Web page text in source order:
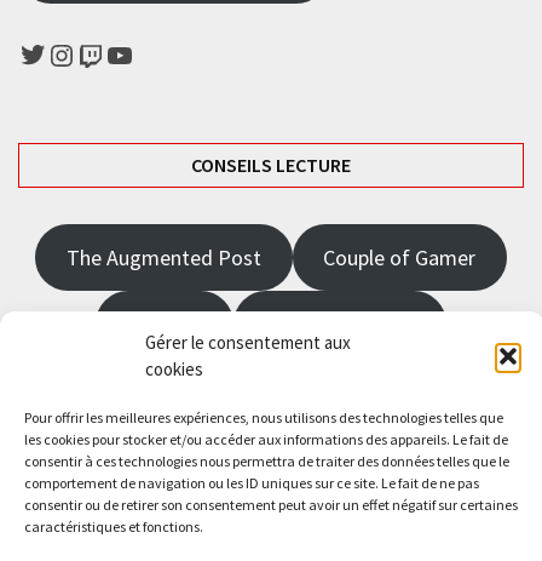
Gérer le consentement aux
cookies
Pour offrir les meilleures expériences, nous utilisons des technologies telles que
les cookies pour stocker et/ou accéder aux informations des appareils. Le fait de
consentir à ces technologies nous permettra de traiter des données telles que le
comportement de navigation ou les ID uniques sur ce site. Le fait de ne pas
consentir ou de retirer son consentement peut avoir un effet négatif sur certaines
caractéristiques et fonctions.
Twitter
Instagram
TwitchYouTube
CONSEILS LECTURE
The Augmented Post Couple of Gamer
Saisissez votre adresse e-mail…
Abonnez-vous